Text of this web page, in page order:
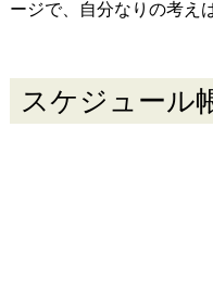
ージで、自分なりの考え
スケジュール